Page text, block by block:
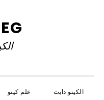
الكيتو دايت علم كيتو